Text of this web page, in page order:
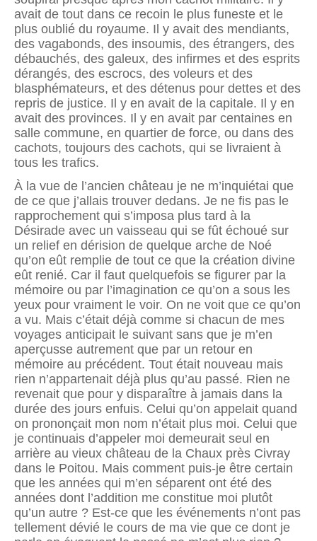
avait de tout dans ce recoin le plus funeste et le
plus oublié du royaume. Il y avait des mendiants,
des vagabonds, des insoumis, des étrangers, des
débauchés, des galeux, des infirmes et des esprits
dérangés, des escrocs, des voleurs et des
blasphémateurs, et des détenus pour dettes et des
repris de justice. Il y en avait de la capitale. Il y en
avait des provinces. Il y en avait par centaines en
salle commune, en quartier de force, ou dans des
cachots, toujours des cachots, qui se livraient à
tous les trafics.
À la vue de l’ancien château je ne m’inquiétai que
de ce que j’allais trouver dedans. Je ne fis pas le
rapprochement qui s’imposa plus tard à la
Désirade avec un vaisseau qui se fût échoué sur
un relief en dérision de quelque arche de Noé
qu’on eût remplie de tout ce que la création divine
eût renié. Car il faut quelquefois se figurer par la
mémoire ou par l’imagination ce qu’on a sous les
yeux pour vraiment le voir. On ne voit que ce qu’on
a vu. Mais c’était déjà comme si cha­cun de mes
voyages anticipait le suivant sans que je m’en
aperçusse autrement que par un retour en
mémoire au précédent. Tout était nouveau mais
rien n’appartenait déjà plus qu’au passé. Rien ne
revenait que pour y disparaître à jamais dans la
durée des jours enfuis. Celui qu’on appelait quand
on prononçait mon nom n’était plus moi. Celui que
je continuais d’appeler moi demeurait seul en
arrière au vieux château de la Chaux près Civray
dans le Poitou. Mais comment puis-je être certain
que les années qui m’en séparent ont été des
années dont l’addition me constitue moi plutôt
qu’un autre ? Est-ce que les événements n’ont pas
tellement dévié le cours de ma vie que ce dont je